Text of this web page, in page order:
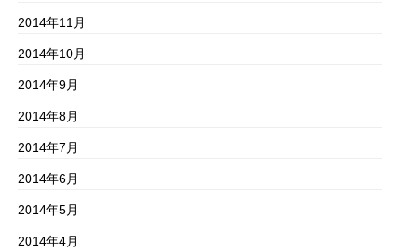
2014年11月
2014年10月
2014年9月
2014年8月
2014年7月
2014年6月
2014年5月
2014年4月